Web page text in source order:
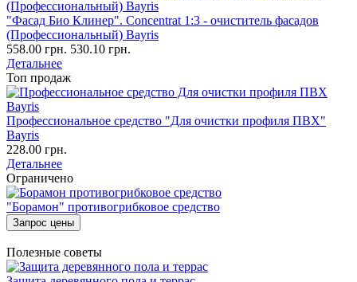
"Фасад Био Клинер". Concentrat 1:3 - очиститель фасадов
(Профессиональный) Bayris
558.00 грн. 530.10 грн.
Детальнее
Топ продаж
Профессиональное средство "Для очистки профиля ПВХ"
Bayris
228.00 грн.
Детальнее
Ограничено
"Борамон" противогрибковое средство
Запрос цены
Полезные советы